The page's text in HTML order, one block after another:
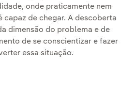
onde praticamente nem
capaz de chegar. A descoberta
dimensão do problema e de
de se conscientizar e fazer
essa situação.
nos oceanos: um
nos oceanos: um
Plástico nos oceanos: um